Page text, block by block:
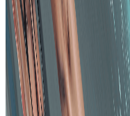
Îmbunătățirea